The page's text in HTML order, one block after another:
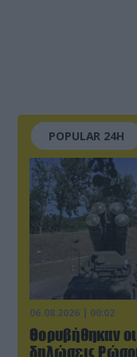
POPULAR 24H
06.08.2026 | 00:02
Θορυβήθηκαν
δηλώσεις